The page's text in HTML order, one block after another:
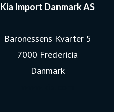
Kia Import Danmark AS
Baronessens Kvarter 5
7000 Fredericia
Danmark